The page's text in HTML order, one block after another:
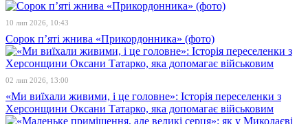
10 лип 2026, 10:43
Сорок п’яті жнива «Прикордонника» (фото)
02 лип 2026, 13:00
«Ми виїхали живими, і це головне»: Історія переселенки з
Херсонщини Оксани Татарко, яка допомагає військовим